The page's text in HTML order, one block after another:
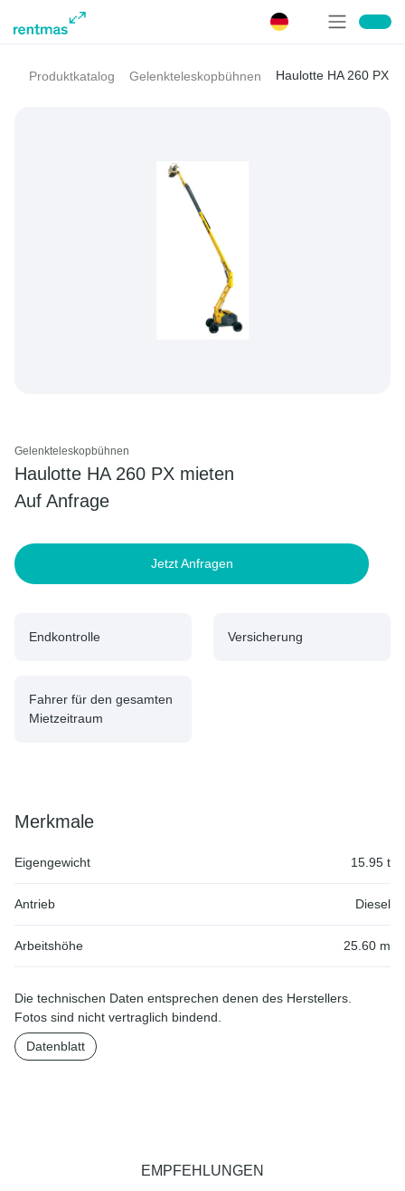
Produktkatalog Gelenkteleskopbühnen Haulotte HA 260 PX
Gelenkteleskopbühnen
Haulotte HA 260 PX mieten
Auf Anfrage
Jetzt Anfragen
Endkontrolle Versicherung
Fahrer für den gesamten
Mietzeitraum
Merkmale
Eigengewicht 15.95 t
Antrieb Diesel
Arbeitshöhe 25.60 m
Die technischen Daten entsprechen denen des Herstellers.
Fotos sind nicht vertraglich bindend.
Datenblatt
EMPFEHLUNGEN